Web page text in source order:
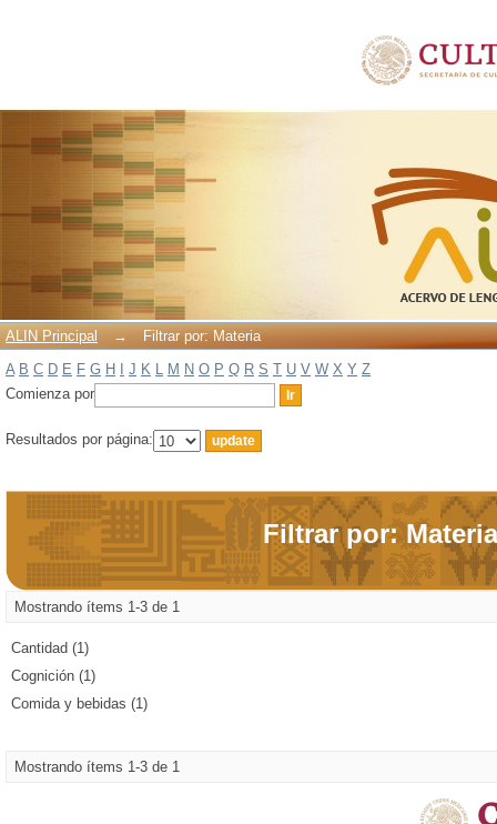
ALIN Principal →
Filtrar por: Materia
A B C D E F G H J K L M N O P Q R S T U V W X Y Z
Comienza por
Resultados por página:
Filtrar por: Materia
Mostrando ítems 1-3 de 1
Cantidad (1)
Cognición (1)
Comida y bebidas (1)
Mostrando ítems 1-3 de 1